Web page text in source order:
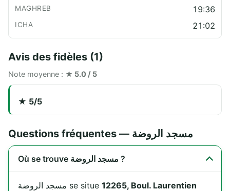
19:36
21:02
Avis des fidèles (1)
Note moyenne : ★ 5.0 / 5
★ 5/5
Questions fréquentes — مسجد الروضة
Où se trouve مسجد الروضة ?
مسجد الروضة se situe 12265, Boul. Laurentien